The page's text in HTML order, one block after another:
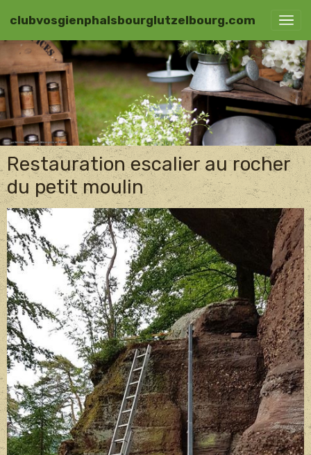
clubvosgienphalsbourglutzelbourg.com
Restauration escalier au rocher
du petit moulin